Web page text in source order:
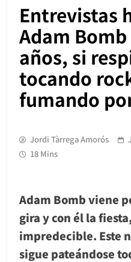
Entrevistas
Adam Bomb
años, si
tocando
fumando
Jordi Tàrrega Amorós
18 Mins
Adam Bomb viene
gira y con él la
impredecible. Este
sigue pateándose